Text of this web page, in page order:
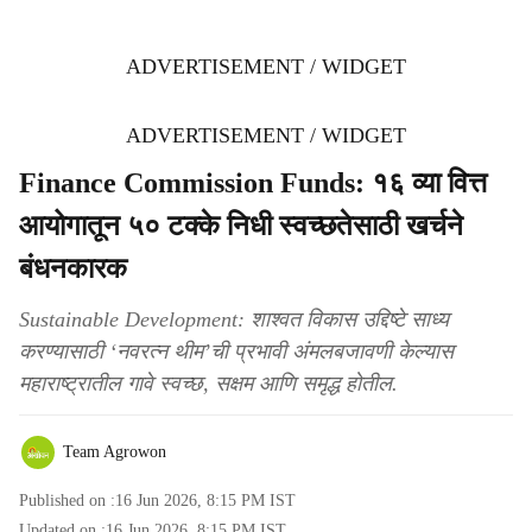
ADVERTISEMENT / WIDGET
ADVERTISEMENT / WIDGET
Finance Commission Funds: १६ व्या वित्त
आयोगातून ५० टक्के निधी स्वच्छतेसाठी खर्चने
बंधनकारक
Sustainable Development: शाश्वत विकास उद्दिष्टे साध्य
करण्यासाठी ‘नवरत्न थीम’ची प्रभावी अंमलबजावणी केल्यास
महाराष्ट्रातील गावे स्वच्छ, सक्षम आणि समृद्ध होतील.
Team Agrowon
Published on :16 Jun 2026, 8:15 PM IST